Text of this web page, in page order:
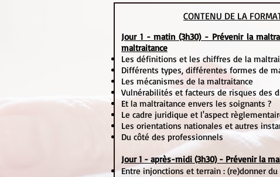
CONTENU DE LA
Jour 1 - matin (3h30) - Prévenir la
maltraitance
Les définitions et les chiffres de la
Différents types, différentes formes de
Les mécanismes de la maltraitance
Vulnérabilités et facteurs de risques des
Et la maltraitance envers les soignants ?
Le cadre juridique et l'aspect
Les orientations nationales et autres
Du côté des professionnels
Jour 1 - après-midi (3h30) - Prévenir la
Entre injonctions et terrain : (re)donner du